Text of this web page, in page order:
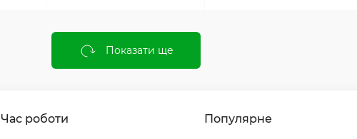
Показати ще
Час роботи Популярне